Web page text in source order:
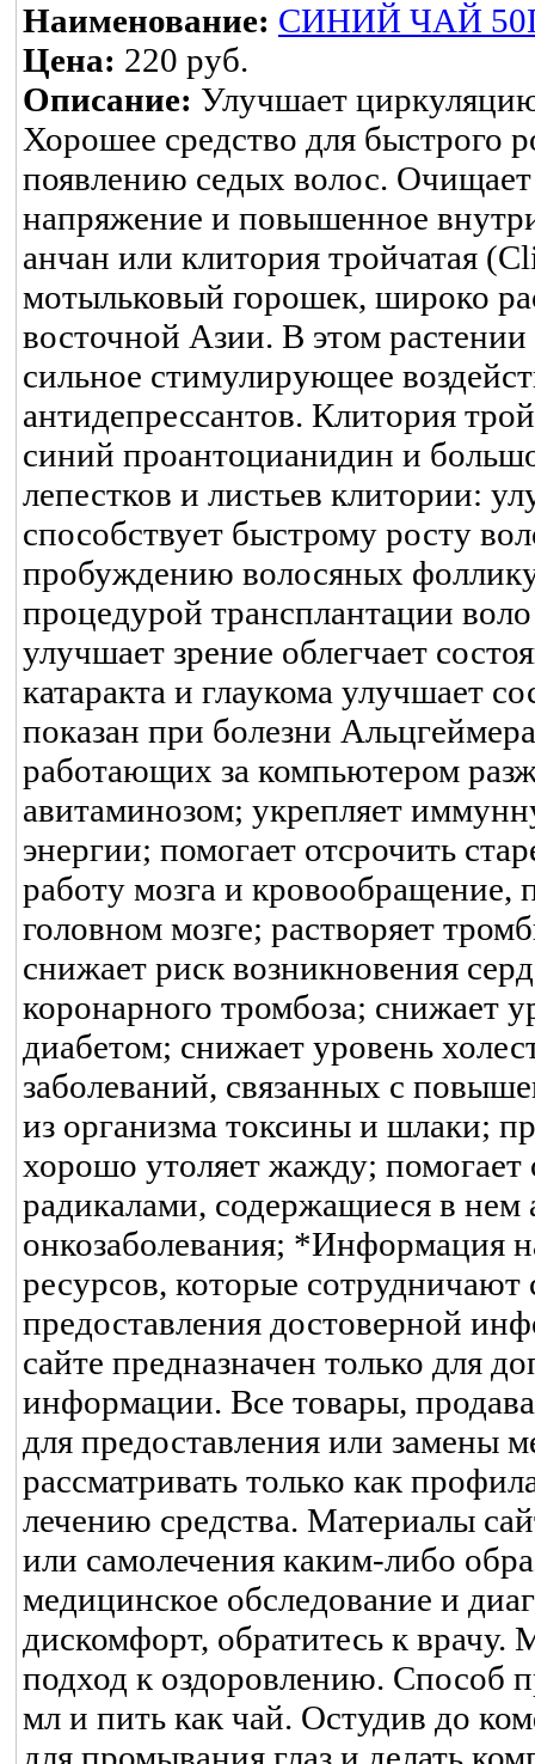
Наименование: СИНИЙ ЧАЙ
Цена: 220 руб.
Описание: Улучшает
Хорошее средство для быстрого
появлению седых волос.
напряжение и повышенное
анчан или клитория тройчатая
мотыльковый горошек, широко
восточной Азии. В этом
сильное стимулирующее
антидепрессантов. Клитория
синий проантоцианидин и
лепестков и листьев клитории:
способствует быстрому росту
пробуждению волосяных
процедурой трансплантации
улучшает зрение облегчает
катаракта и глаукома улучшает
показан при болезни
работающих за компьютером
авитаминозом; укрепляет
энергии; помогает отсрочить
работу мозга и кровообращение,
головном мозге; растворяет
снижает риск возникновения
коронарного тромбоза; снижает
диабетом; снижает уровень
заболеваний, связанных с
из организма токсины и шлаки;
хорошо утоляет жажду;
радикалами, содержащиеся в
онкозаболевания; *Информация
ресурсов, которые
предоставления достоверной
сайте предназначен только для
информации. Все товары,
для предоставления или замены
рассматривать только как
лечению средства. Материалы
или самолечения каким-либо
медицинское обследование и
дискомфорт, обратитесь к
подход к оздоровлению. Способ
мл и пить как чай. Остудив до